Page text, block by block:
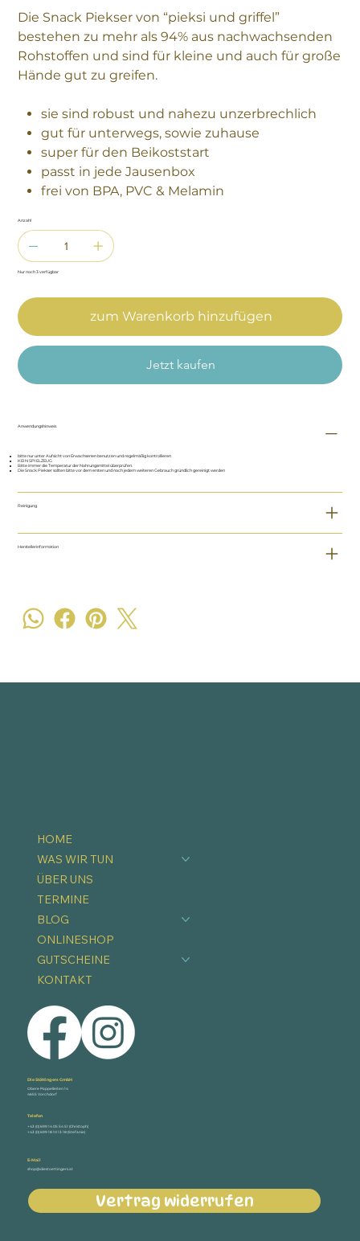
Die Snack Piekser von “pieksi und griffel”
bestehen zu mehr als 94% aus nachwachsenden
Rohstoffen und sind für kleine und auch für große
Hände gut zu greifen.
sie sind robust und nahezu unzerbrechlich
gut für unterwegs, sowie zuhause
super für den Beikoststart
passt in jede Jausenbox
frei von BPA, PVC & Melamin
Anzahl
Nur noch 3 verfügbar
zum Warenkorb hinzufügen
Jetzt kaufen
Anwendungshinweis
bitte nur unter Aufsicht von Erwachsenen benutzen und regelmäßig kontrollieren
KEIN SPIELZEUG
Bitte immer die Temperatur der Nahrungsmittel überprüfen.
Die Snack Piekser sollten bitte vor dem ersten und nach jedem weiteren Gebrauch gründlich gereinigt werden
Reinigung
Herstellerinformation
HOME
WAS WIR TUN
ÜBER UNS
TERMINE
BLOG
ONLINESHOP
GUTSCHEINE
KONTAKT
Die Stöttingers GmbH
Obere Pappelleiten 14
4655 Vorchdorf
Telefon
+43 (0) 699 14 05 54 51 (Christoph)
+43 (0) 699 18 10 13 18 (Stefanie)
E-Mail
shop@diestoettingers.at
Vertrag widerrufen